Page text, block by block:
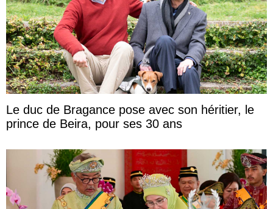
Le duc de Bragance pose avec son héritier, le
prince de Beira, pour ses 30 ans